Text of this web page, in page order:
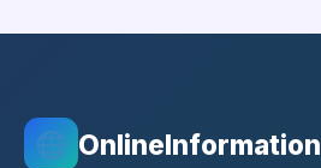
OnlineInformation